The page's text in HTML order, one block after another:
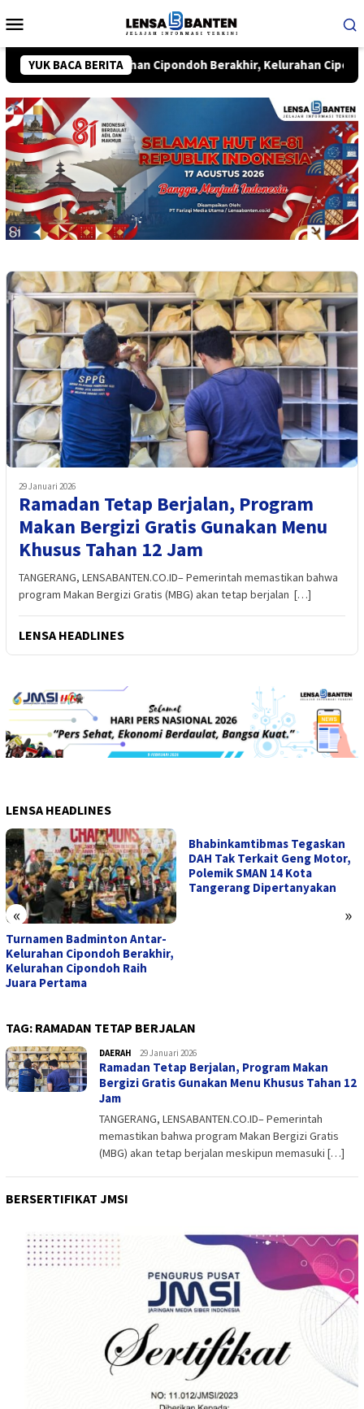
ke
Mobile
YUK BACA BERITA
Kelurahan Cipondoh Berakhir, Kelurahan Cipondoh Raih
29 Januari 2026
Ramadan Tetap Berjalan, Program
Makan Bergizi Gratis Gunakan Menu
Khusus Tahan 12 Jam
TANGERANG, LENSABANTEN.CO.ID– Pemerintah memastikan bahwa
program Makan Bergizi Gratis (MBG) akan tetap berjalan […]
LENSA HEADLINES
LENSA HEADLINES
« »
Turnamen Badminton Antar-
Kelurahan Cipondoh Berakhir,
Kelurahan Cipondoh Raih
Juara Pertama
Bhabinkamtibmas Tegaskan
DAH Tak Terkait Geng Motor,
Polemik SMAN 14 Kota
Tangerang Dipertanyakan
TAG: RAMADAN TETAP BERJALAN
DAERAH admin
29 Januari 2026
Ramadan Tetap Berjalan, Program Makan
Bergizi Gratis Gunakan Menu Khusus Tahan 12
Jam
TANGERANG, LENSABANTEN.CO.ID– Pemerintah
memastikan bahwa program Makan Bergizi Gratis
(MBG) akan tetap berjalan meskipun memasuki […]
BERSERTIFIKAT JMSI